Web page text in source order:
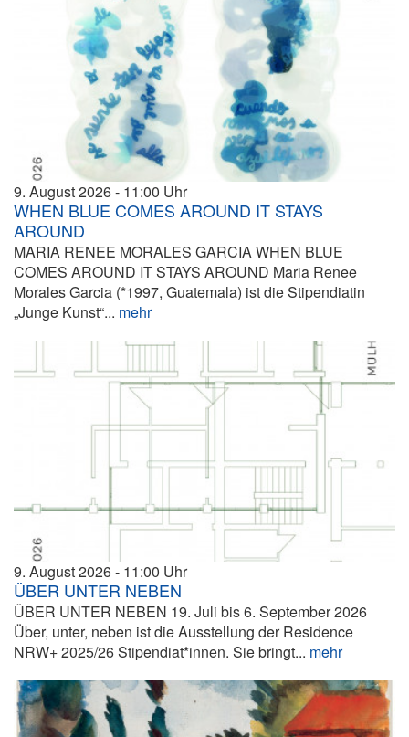
9. August 2026 11:00
WHEN BLUE COMES AROUND IT STAYS
AROUND
MARIA RENEE MORALES GARCIA WHEN BLUE
COMES AROUND IT STAYS AROUND Maria Renee
Morales Garcia (*1997, Guatemala) ist die Stipendiatin
„Junge Kunst“... mehr
9. August 2026 11:00
ÜBER UNTER NEBEN
ÜBER UNTER NEBEN 19. Juli bis 6. September 2026
Über, unter, neben ist die Ausstellung der Residence
NRW+ 2025/26 Stipendiat*innen. Sie bringt... mehr